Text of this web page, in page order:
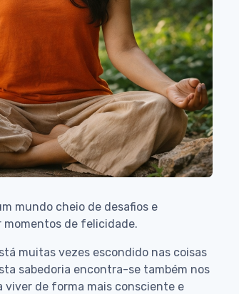
mundo cheio de desafios e
de felicidade.
muitas vezes escondido nas coisas
sabedoria encontra-se também nos
viver de forma mais consciente e